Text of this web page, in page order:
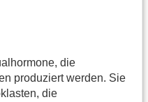
die
produziert werden. Sie
die